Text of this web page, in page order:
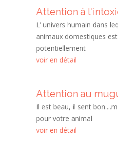
Attention à
L’ univers humain dans
animaux domestiques
potentiellement
voir en détail
Attention au
Il est beau, il sent
pour votre animal
voir en détail